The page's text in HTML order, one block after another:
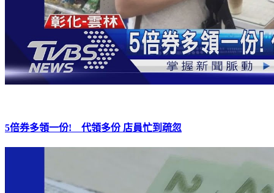
5倍券多領一份! 代領多份 店員忙到疏忽